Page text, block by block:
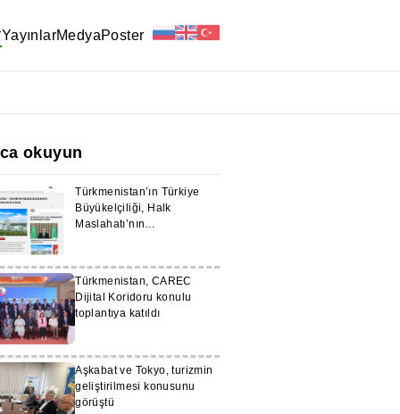
YayınlarMedyaPoster
okuyun
Türkmenistan’ın Türkiye
Büyükelçiliği, Halk
Maslahatı’nın
Türkmenistan, CAREC
Dijital Koridoru konulu
toplantıya katıldı
Aşkabat ve Tokyo, turizmin
geliştirilmesi konusunu
görüştü